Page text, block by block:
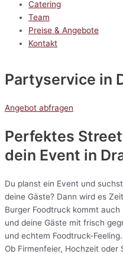
Catering
Team
Preise & Angebote
Kontakt
Partyservice in
Angebot abfragen
Perfektes
dein Event in
Du planst ein Event und
deine Gäste? Dann wird es
Burger Foodtruck kommt
und deine Gäste mit frisch
und echtem Foodtruck-Feeling.
Ob Firmenfeier, Hochzeit